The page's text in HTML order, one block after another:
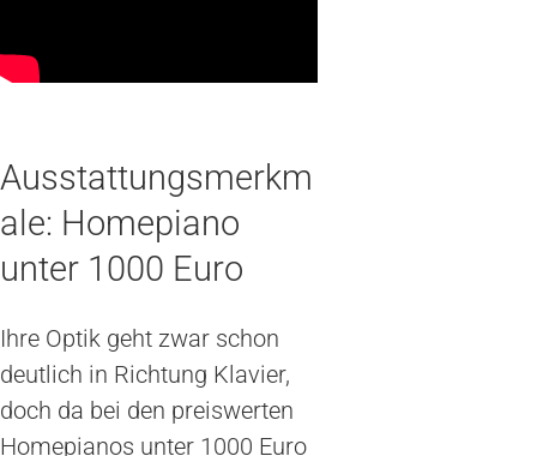
Ausstattungsmerkm
ale: Homepiano
unter 1000 Euro
Ihre Optik geht zwar schon
deutlich in Richtung Klavier,
doch da bei den preiswerten
Homepianos unter 1000 Euro